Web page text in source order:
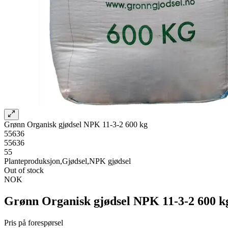
Grønn Organisk gjødsel NPK 11-3-2 600 kg
55636
55636
55
Planteproduksjon,Gjødsel,NPK gjødsel
Out of stock
NOK
Grønn Organisk gjødsel NPK 11-3-2 600
Pris på forespørsel